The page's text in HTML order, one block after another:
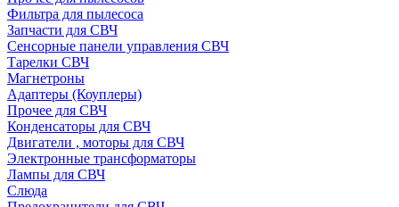
Фильтра для пылесоса
Запчасти для СВЧ
Сенсорные панели управления СВЧ
Тарелки СВЧ
Магнетроны
Адаптеры (Коуплеры)
Прочее для СВЧ
Конденсаторы для СВЧ
Двигатели , моторы для СВЧ
Электронные трансформаторы
Лампы для СВЧ
Слюда